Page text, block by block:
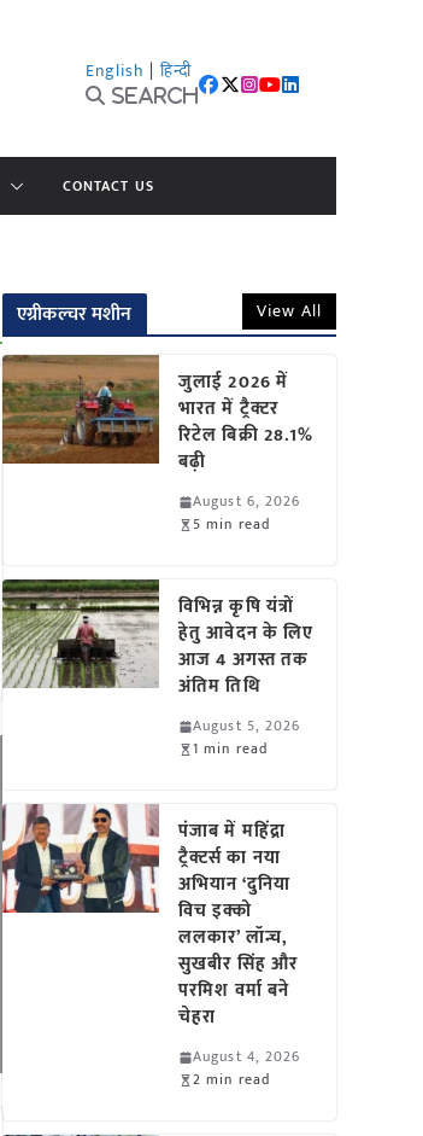
English | हिन्दी
Search
CONTACT US
एग्रीकल्चर मशीन View All
जुलाई 2026 में
भारत में ट्रैक्टर
रिटेल बिक्री 28.1%
बढ़ी
August 6, 2026
5 min read
विभिन्न कृषि यंत्रों
हेतु आवेदन के लिए
आज 4 अगस्त तक
अंतिम तिथि
August 5, 2026
1 min read
पंजाब में महिंद्रा
ट्रैक्टर्स का नया
अभियान ‘दुनिया
विच इक्को
ललकार’ लॉन्च,
सुखबीर सिंह और
परमिश वर्मा बने
चेहरा
August 4, 2026
2 min read